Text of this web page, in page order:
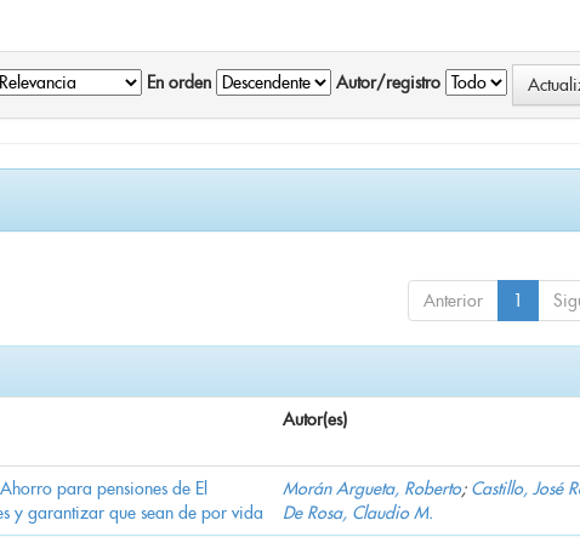
En orden Autor/registro
Anterior 1
Autor(es)
para pensiones de El
y garantizar que sean de por vida
Morán Argueta, Roberto; Castillo, José
De Rosa, Claudio M.